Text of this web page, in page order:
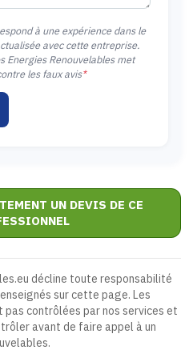
à une expérience dans le
avec cette entreprise.
Energies Renouvelables met
les faux avis*
UN DEVIS DE CE
décline toute responsabilité
sur cette page. Les
pas contrôlées par nos services et
avant de faire appel à un